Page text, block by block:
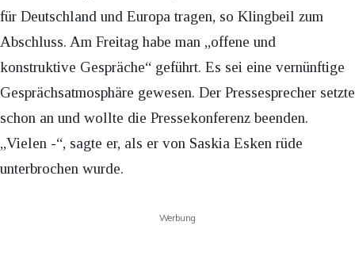
für Deutschland und Europa tragen, so Klingbeil zum
Abschluss. Am Freitag habe man „offene und
konstruktive Gespräche“ geführt. Es sei eine vernünftige
Gesprächsatmosphäre gewesen. Der Pressesprecher setzte
schon an und wollte die Pressekonferenz beenden.
„Vielen -“, sagte er, als er von Saskia Esken rüde
unterbrochen wurde.
Werbung